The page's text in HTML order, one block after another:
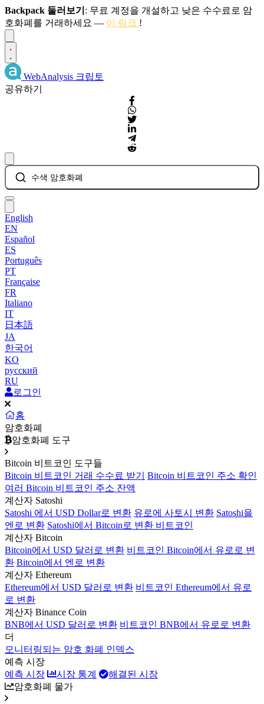
Backpack 둘러보기 : 무료 계정을 개설하고 낮은 수수료로 암
호화폐를 거래하세요 — 이 링크 !
WebAnalysis 크립토
공유하기
수색 암호화폐
English
EN
Español
ES
Português
PT
Française
FR
Italiano
IT
日本語
JA
한국어
KO
русский
RU
로그인
홈
암호화폐
암호화폐 도구
Bitcoin 비트코인 도구들
Bitcoin 비트코인 거래 수수료 받기
Bitcoin 비트코인 주소 확인
여러 Bitcoin 비트코인 주소 잔액
계산자 Satoshi
Satoshi 에서 USD Dollar로 변환 유로에 사토시 변환 Satoshi을
엔로 변환 Satoshi에서 Bitcoin로 변환 비트코인
계산자 Bitcoin
Bitcoin에서 USD 달러로 변환 비트코인 Bitcoin에서 유로로 변
환 Bitcoin에서 엔로 변환
계산자 Ethereum
Ethereum에서 USD 달러로 변환 비트코인 Ethereum에서 유로
로 변환
계산자 Binance Coin
BNB에서 USD 달러로 변환 비트코인 BNB에서 유로로 변환
더
모니터링되는 암호 화폐 인덱스
예측 시장
예측 시장
시장 통계
해결된 시장
암호화폐 물가